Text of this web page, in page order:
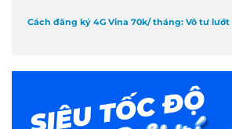
Cách đăng ký 4G Vina 70k/ tháng: Vô tư lướt